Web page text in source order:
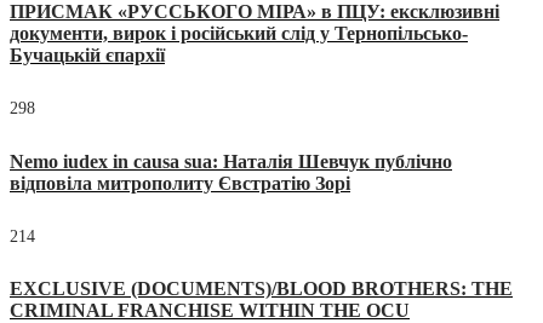
ПРИСМАК «РУССЬКОГО МІРА» в ПЦУ: ексклюзивні
документи, вирок і російський слід у Тернопільсько-
Бучацькій єпархії
298
Nemo iudex in causa sua: Наталія Шевчук публічно
відповіла митрополиту Євстратію Зорі
214
EXCLUSIVE (DOCUMENTS)/BLOOD BROTHERS: THE
CRIMINAL FRANCHISE WITHIN THE OCU